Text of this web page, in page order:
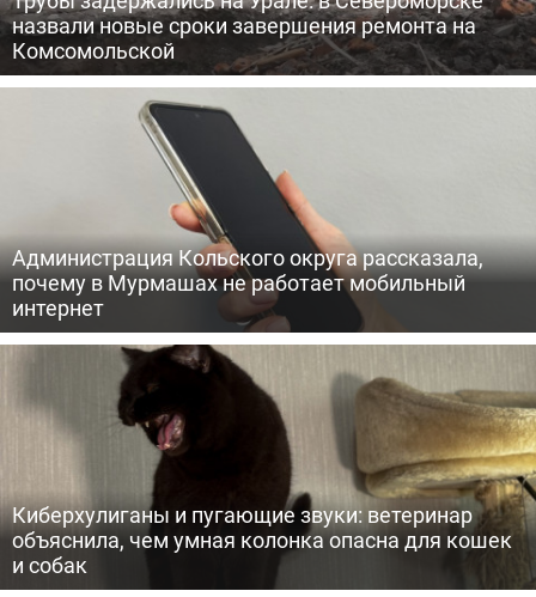
назвали новые сроки завершения ремонта на
Комсомольской
Администрация Кольского округа рассказала,
почему в Мурмашах не работает мобильный
интернет
Киберхулиганы и пугающие звуки: ветеринар
объяснила, чем умная колонка опасна для кошек
и собак